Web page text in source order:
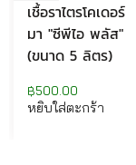
เชื้อราไตรโคเดอร์
มา "ซีพีไอ พลัส"
(ขนาด 5 ลิตร)
฿500.00
หยิบใส่ตะกร้า